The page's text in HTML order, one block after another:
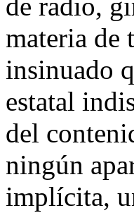
de radio,
materia de
insinuado
estatal
del
ningún
implícita,